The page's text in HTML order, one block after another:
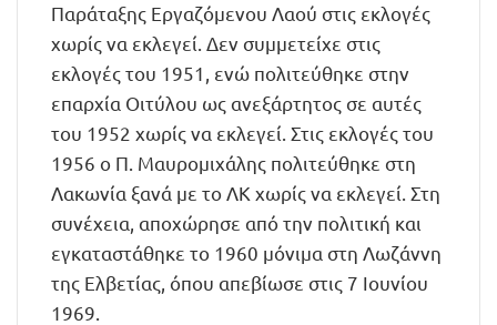
Παράταξης Εργαζόμενου Λαού στις εκλογές
χωρίς να εκλεγεί. Δεν συμμετείχε στις
εκλογές του 1951, ενώ πολιτεύθηκε στην
επαρχία Οιτύλου ως ανεξάρτητος σε αυτές
του 1952 χωρίς να εκλεγεί. Στις εκλογές του
1956 ο Π. Μαυρομιχάλης πολιτεύθηκε στη
Λακωνία ξανά με το ΛΚ χωρίς να εκλεγεί. Στη
συνέχεια, αποχώρησε από την πολιτική και
εγκαταστάθηκε το 1960 μόνιμα στη Λωζάννη
της Ελβετίας, όπου απεβίωσε στις 7 Ιουνίου
1969.